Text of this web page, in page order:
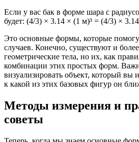
Если у вас бак в форме шара с
будет: (4/3) × 3.14 × (1 м)³ = (4/3) ×
Это основные формы, которые
случаев. Конечно, существуют и
геометрические тела, но их, как
комбинации этих простых форм.
визуализировать объект, который вы
к какой из этих базовых фигур он
Методы измерения и
советы